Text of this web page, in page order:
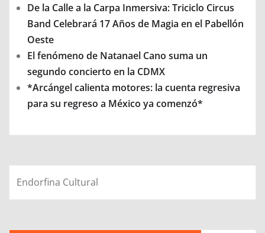
De la Calle a la Carpa Inmersiva: Triciclo Circus
Band Celebrará 17 Años de Magia en el Pabellón
Oeste
El fenómeno de Natanael Cano suma un
segundo concierto en la CDMX
*Arcángel calienta motores: la cuenta regresiva
para su regreso a México ya comenzó*
Endorfina Cultural